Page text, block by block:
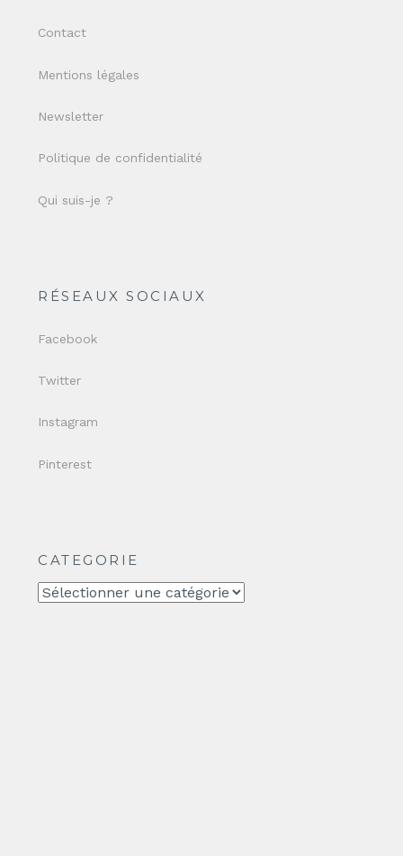
Contact
Mentions légales
Newsletter
Politique de confidentialité
Qui suis-je ?
RÉSEAUX SOCIAUX
Facebook
Twitter
Instagram
Pinterest
CATEGORIE
CATEGORIE